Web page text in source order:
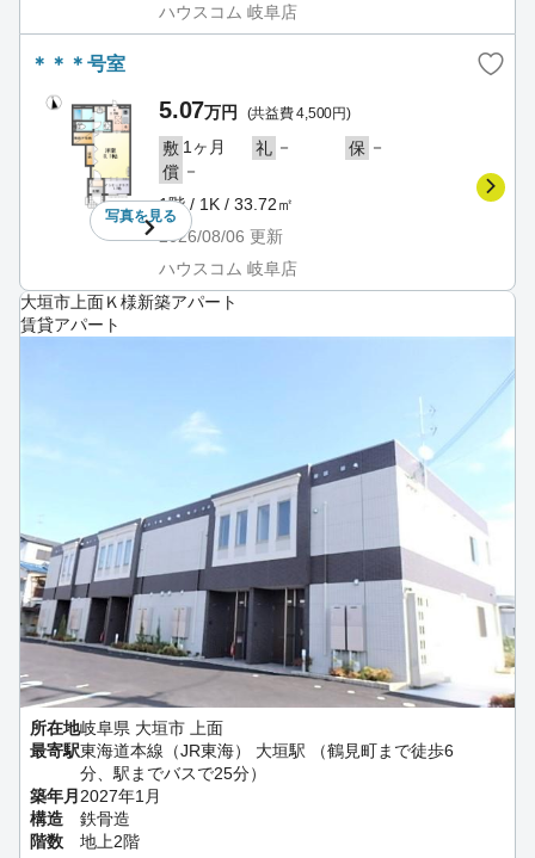
ハウスコム 岐阜店
＊＊＊号室
写真を見る
5.07万円 (共益費 4,500円)
敷 1ヶ月 礼 － 保 －
償 －
1階 / 1K / 33.72㎡
2026/08/06 更新
ハウスコム 岐阜店
大垣市上面Ｋ様新築アパート
賃貸アパート
所在地岐阜県 大垣市 上面
最寄駅東海道本線（JR東海） 大垣駅 （鶴見町まで徒歩6
分、駅までバスで25分）
築年月 2027年1月
構造
鉄骨造
階数
地上2階